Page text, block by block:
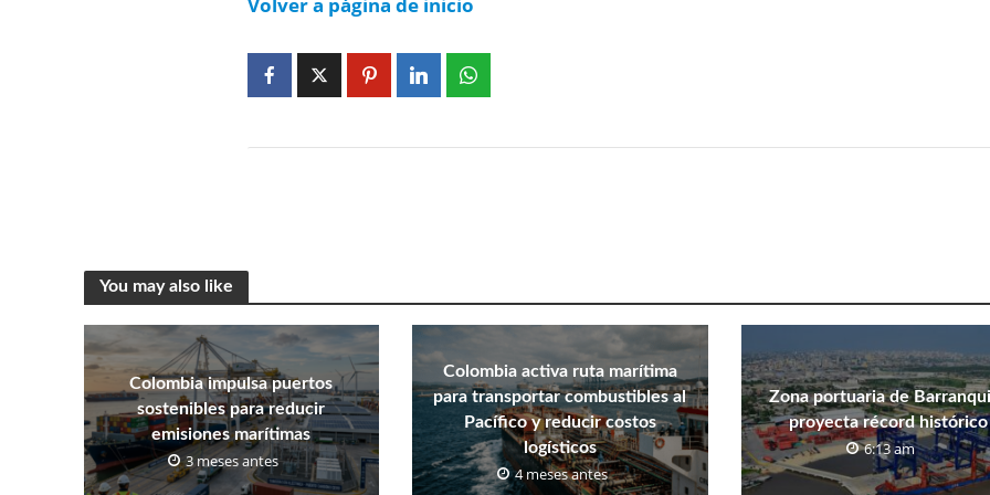
You may also like
Colombia impulsa puertos
sostenibles para reducir
emisiones marítimas
3 meses antes
Colombia activa ruta marítima
para transportar combustibles al
Pacífico y reducir costos
logísticos
4 meses antes
Zona portuaria de
proyecta récord histórico
6:13 am